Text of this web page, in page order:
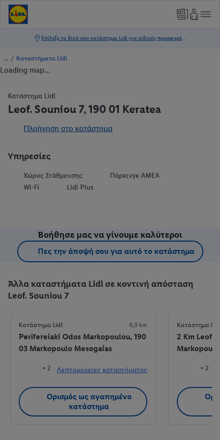
/ Καταστήματα Lidl
Loading map...
Κατάστημα Lidl
Leof. Souniou 7, 190 01 Keratea
Πλοήγηση στο κατάστημα
Υπηρεσίες
Χώρος Στάθμευσης
Πάρκινγκ ΑΜΕΑ
Wi-Fi
Lidl Plus
Βοήθησε μας να γίνουμε καλύτεροι
Πες την άποψή σου για αυτό το κατάστημα
Άλλα καταστήματα Lidl σε κοντινή απόσταση
Leof. Souniou 7
Κατάστημα Lidl 6,9 km
Perifereiaki Odos Markopoulou, 190
03 Markopoulo Mesogaias
+ 2 Λεπτομέρειες καταστήματος
Ορισμός ως αγαπημένο
κατάστημα
Κατάστημα
2 Km Leof.
+ 2